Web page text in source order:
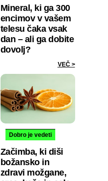
Mineral, ki ga 300
encimov v vašem
telesu čaka vsak
dan – ali ga dobite
dovolj?
VEČ >
Dobro je vedeti
Začimba, ki diši
božansko in
zdravi možgane,